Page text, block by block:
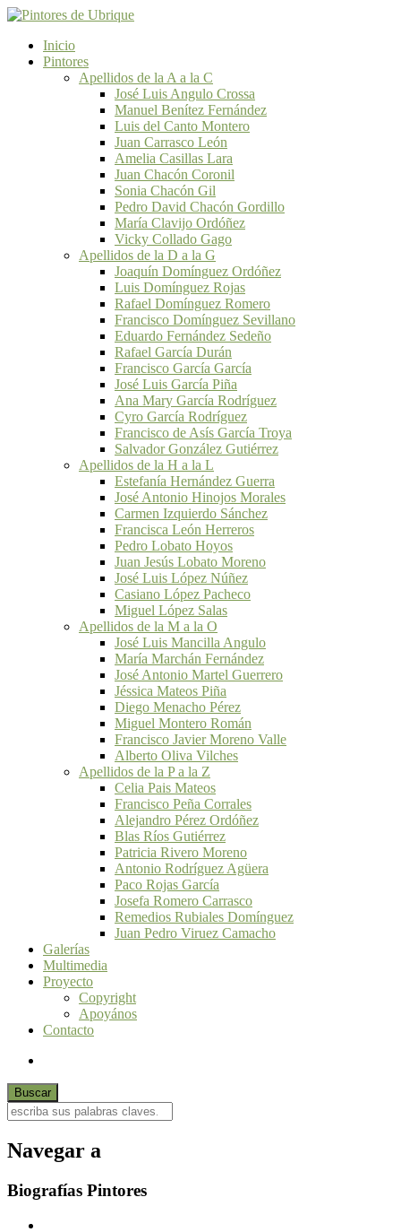
Inicio
Pintores
Apellidos de la A a la C
José Luis Angulo Crossa
Manuel Benítez Fernández
Luis del Canto Montero
Juan Carrasco León
Amelia Casillas Lara
Juan Chacón Coronil
Sonia Chacón Gil
Pedro David Chacón Gordillo
María Clavijo Ordóñez
Vicky Collado Gago
Apellidos de la D a la G
Joaquín Domínguez Ordóñez
Luis Domínguez Rojas
Rafael Domínguez Romero
Francisco Domínguez Sevillano
Eduardo Fernández Sedeño
Rafael García Durán
Francisco García García
José Luis García Piña
Ana Mary García Rodríguez
Cyro García Rodríguez
Francisco de Asís García Troya
Salvador González Gutiérrez
Apellidos de la H a la L
Estefanía Hernández Guerra
José Antonio Hinojos Morales
Carmen Izquierdo Sánchez
Francisca León Herreros
Pedro Lobato Hoyos
Juan Jesús Lobato Moreno
José Luis López Núñez
Casiano López Pacheco
Miguel López Salas
Apellidos de la M a la O
José Luis Mancilla Angulo
María Marchán Fernández
José Antonio Martel Guerrero
Jéssica Mateos Piña
Diego Menacho Pérez
Miguel Montero Román
Francisco Javier Moreno Valle
Alberto Oliva Vilches
Apellidos de la P a la Z
Celia Pais Mateos
Francisco Peña Corrales
Alejandro Pérez Ordóñez
Blas Ríos Gutiérrez
Patricia Rivero Moreno
Antonio Rodríguez Agüera
Paco Rojas García
Josefa Romero Carrasco
Remedios Rubiales Domínguez
Juan Pedro Viruez Camacho
Galerías
Multimedia
Proyecto
Copyright
Apoyános
Contacto
Navegar a
Biografías Pintores